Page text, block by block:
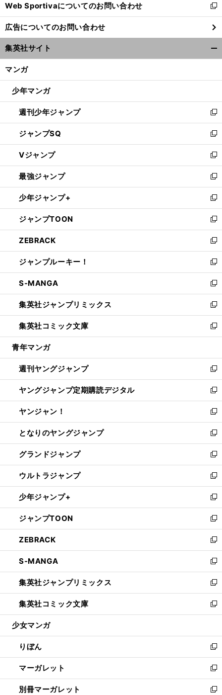
く
Web Sportivaについてのお問い合わせ
新
し
い
ウ
ィ
ン
ウ
開
く
広告についてのお問い合わせ
集英社サイト
マンガ
少年マンガ
週刊少年ジャンプ
新
し
い
ウ
ィ
ン
ド
ウ
で
開
く
ジャンプSQ
新
し
い
ウ
ィ
ン
ド
ウ
で
開
く
Vジャンプ
新
し
い
ウ
ィ
ン
ド
ウ
で
開
く
最強ジャンプ
新
し
い
ウ
ィ
ン
ド
ウ
で
開
く
少年ジャンプ+
新
し
い
ウ
ィ
ン
ド
ウ
で
開
く
ジャンプTOON
新
し
い
ウ
ィ
ン
ド
ウ
で
開
く
ZEBRACK
新
し
い
ウ
ィ
ン
ド
ウ
で
開
ジャンプルーキー！
新
し
い
ウ
ィ
ン
ド
ウ
開
く
S-MANGA
新
し
い
ウ
ィ
ン
ウ
で
開
く
集英社ジャンプリミックス
新
し
い
ウ
ン
ド
ウ
で
開
く
集英社コミック文庫
新
し
ウ
ィ
ン
ド
ウ
で
開
く
青年マンガ
週刊ヤングジャンプ
新
し
い
ウ
ィ
ン
ド
ウ
で
開
く
ヤングジャンプ定期購読デジタル
新
し
い
ウ
ィ
ン
ド
ウ
で
開
く
ヤンジャン！
新
し
い
ウ
ィ
ン
ド
ウ
で
開
く
となりのヤングジャンプ
新
し
い
ウ
ィ
ン
ド
ウ
で
開
く
グランドジャンプ
新
し
い
ウ
ィ
ン
ド
ウ
で
開
く
ウルトラジャンプ
新
し
い
ウ
ィ
ン
ド
ウ
で
開
く
少年ジャンプ+
新
し
い
ウ
ィ
ン
ド
ウ
で
開
く
ジャンプTOON
新
し
い
ウ
ィ
ン
ド
ウ
で
開
ZEBRACK
新
し
い
ウ
ィ
ン
ド
ウ
開
く
S-MANGA
新
し
い
ウ
ィ
ン
ウ
で
開
く
集英社ジャンプリミックス
新
し
い
ウ
ン
ド
ウ
で
開
く
集英社コミック文庫
新
し
ウ
ィ
ン
ド
ウ
で
少女マンガ
りぼん
新
し
い
ウ
ィ
マーガレット
新
し
い
別冊マーガレット 新